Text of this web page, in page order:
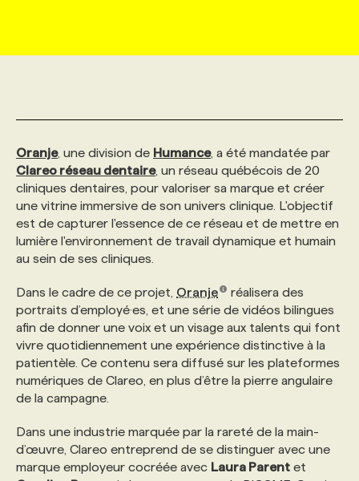
PRIX ET DISTINCTIONS
TENDANCES
GEO/SEO
ÉVÉNEMENTIEL
NOS AUTEUR‧RICES
ANNONCEZ AVEC NOUS
FAQ
ANNONCEZ AVEC NOUS
ANNONCEZ AVEC NOUS
NOS PARCOURS DE FORMATIONS
FORMATIONS PERSONNALISÉES
NOS FORMATEUR‧RICES
POURQUOI CHOISIR NOS FORMATIONS
NOS TARIFS
PROGRAMMES DE SUBVENTIONS
FAQ
SERVICE DE CHASSE DE TÊTE
NOS TARIFS
NOS EXPERTISES
FAQ
ANNONCEZ AVEC NOUS
Oranje, une division de Humance, a été mandatée par
Clareo réseau dentaire, un réseau québécois de 20
cliniques dentaires, pour valoriser sa marque et créer
une vitrine immersive de son univers clinique. L'objectif
est de capturer l'essence de ce réseau et de mettre en
lumière l'environnement de travail dynamique et humain
au sein de ses cliniques.
Dans le cadre de ce projet, Oranje
réalisera des
portraits d’employé·es, et une série de vidéos bilingues
afin de donner une voix et un visage aux talents qui font
vivre quotidiennement une expérience distinctive à la
patientèle. Ce contenu sera diffusé sur les plateformes
numériques de Clareo, en plus d’être la pierre angulaire
de la campagne.
Dans une industrie marquée par la rareté de la main-
d’œuvre, Clareo entreprend de se distinguer avec une
marque employeur cocréée avec Laura Parent et